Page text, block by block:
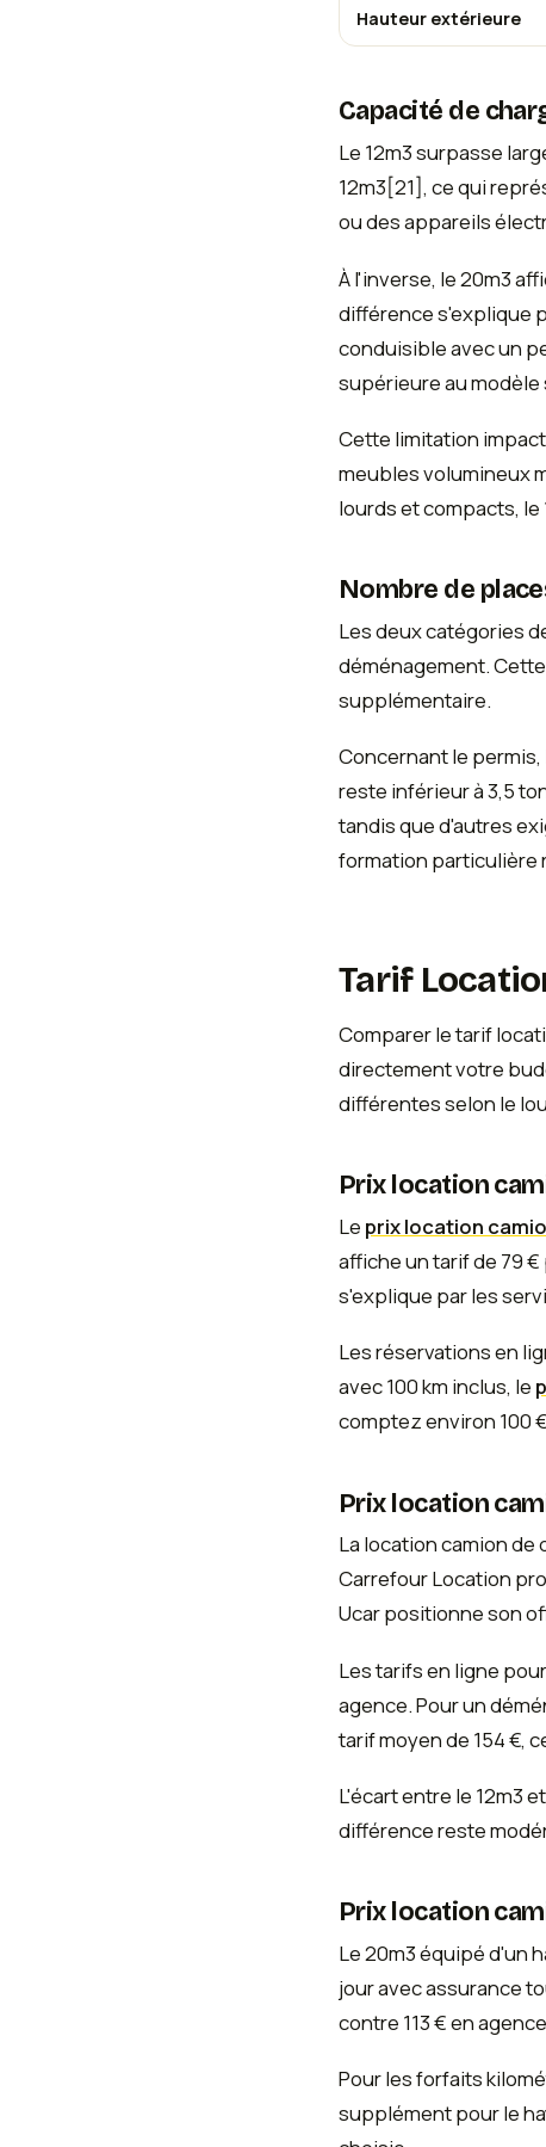
Hauteur extérieure
Capacité de
Le 12m3 surpasse
12m3[21], ce qui
ou des appareils
À l'inverse, le 20m3
différence s'explique
conduisible avec un
supérieure au
Cette limitation
meubles volumineux
lourds et compacts, le
Nombre de
Les deux catégories
déménagement.
supplémentaire.
Concernant le
reste inférieur à 3,5
tandis que d'autres
formation particulière
Tarif
Comparer le tarif
directement votre
différentes selon le
Prix location
Le prix location
affiche un tarif de 79
s'explique par les
Les réservations en
avec 100 km inclus, le
comptez environ 100
Prix location
La location camion de
Carrefour Location
Ucar positionne son
Les tarifs en ligne
agence. Pour un
tarif moyen de 154 €,
L'écart entre le 12m3
différence reste
Prix location
Le 20m3 équipé d'un
jour avec assurance
contre 113 € en
Pour les forfaits
supplément pour le